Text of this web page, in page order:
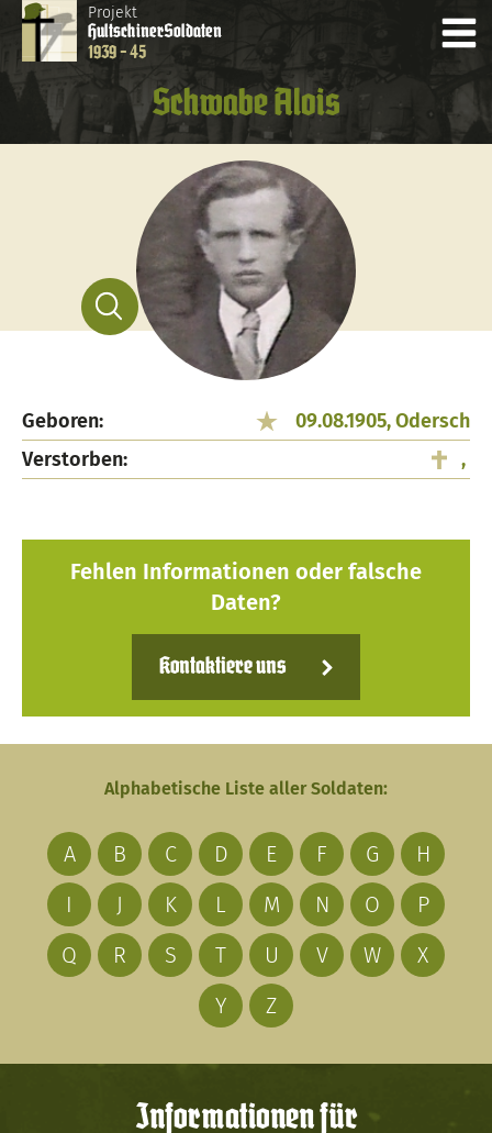
Projekt
HultschinerSoldaten
1939 - 45
Schwabe Alois
Geboren:
09.08.1905, Odersch
Verstorben:
,
Fehlen Informationen oder falsche
Daten?
Kontaktiere uns
Alphabetische Liste aller Soldaten:
A B C D E F G
H
I
J K L M N O
P
Q
R S T U V W
X
Y
Z
Informationen für